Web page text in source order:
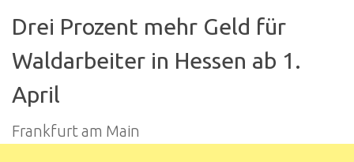
Drei Prozent mehr Geld für
Waldarbeiter in Hessen ab 1.
April
Frankfurt am Main